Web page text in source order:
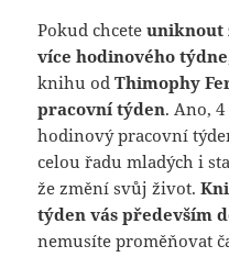
Pokud chceteuniknout
více hodinového týdne
knihu odThimophy
pracovní týden. Ano,
hodinový pracovní
celou řadu mladých i
že změní svůj život.
týden vás především
nemusíte proměňovat